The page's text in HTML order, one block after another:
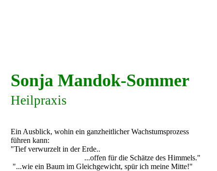
Sonja Mandok-Sommer
Heilpraxis
Ein Ausblick, wohin ein ganzheitlicher Wachstumsprozess
führen kann:
"Tief verwurzelt in der Erde..
...offen für die Schätze des Himmels."
"...wie ein Baum im Gleichgewicht, spür ich meine Mitte!"